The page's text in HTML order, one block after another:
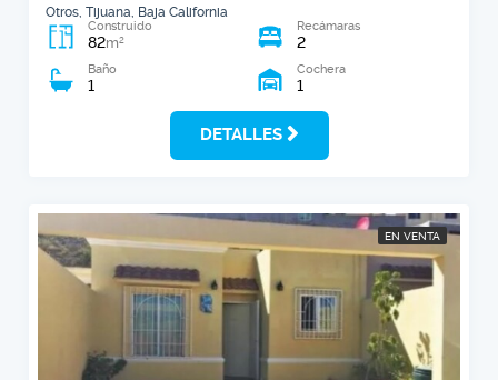
Otros, Tijuana, Baja California
Construido
82m2
Recámaras
2
Baño
1
Cochera
1
DETALLES
EN VENTA